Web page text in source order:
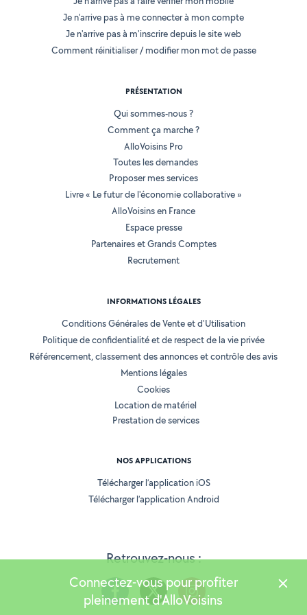
Retrouvez-nous :
Je n'arrive pas à me connecter à mon compte
Je n'arrive pas à m'inscrire depuis le site web
Comment réinitialiser / modifier mon mot de passe
PRÉSENTATION
Qui sommes-nous ?
Comment ça marche ?
AlloVoisins Pro
Toutes les demandes
Proposer mes services
Livre « Le futur de l'économie collaborative »
AlloVoisins en France
Espace presse
Partenaires et Grands Comptes
Recrutement
INFORMATIONS LÉGALES
Conditions Générales de Vente et d'Utilisation
Politique de confidentialité et de respect de la vie privée
Référencement, classement des annonces et contrôle des avis
Mentions légales
Cookies
Location de matériel
Prestation de services
NOS APPLICATIONS
Télécharger l’application iOS
Télécharger l’application Android
Connectez-vous pour profiter
pleinement d'AlloVoisins